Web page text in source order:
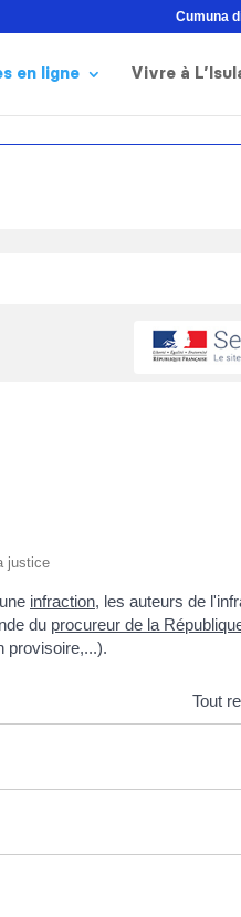
Cumuna
en ligne Vivre à
justice
infraction, les auteurs de
du procureur de la
provisoire,...).
Tout